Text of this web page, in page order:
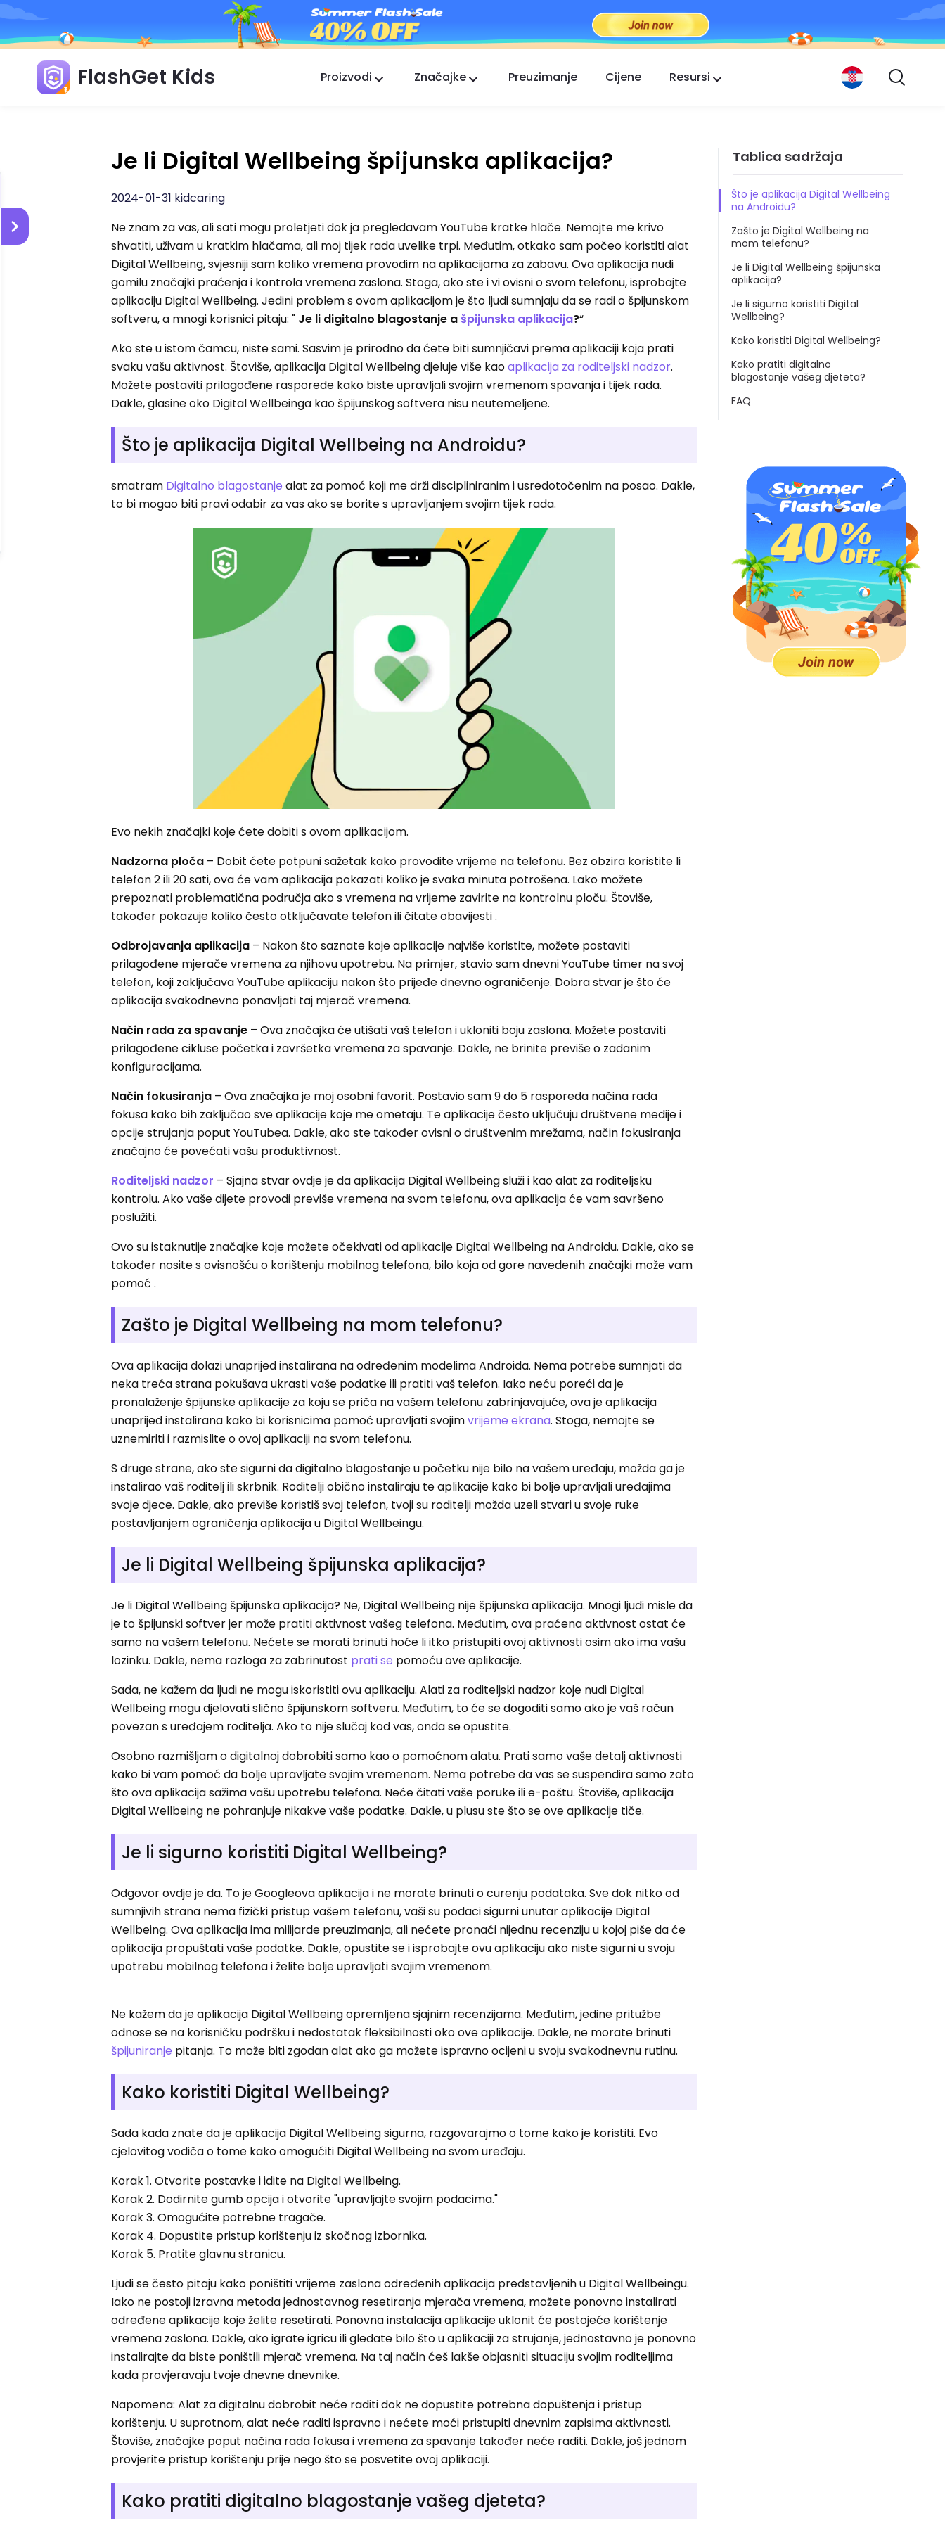
FlashGet Kids Proizvodi
FlashGet Finder
Sigurnost protiv krađe vašeg telefona, naša
Značajke Preuzimanje Cijene Resursi
Je li Digital Wellbeing špijunska aplikacija?
2024-01-31 kidcaring
Ne znam za vas, ali sati mogu proletjeti dok ja pregledavam YouTube kratke hlače. Nemojte me krivo
shvatiti, uživam u kratkim hlačama, ali moj tijek rada uvelike trpi. Međutim, otkako sam počeo koristiti alat
Digital Wellbeing, svjesniji sam koliko vremena provodim na aplikacijama za zabavu. Ova aplikacija nudi
gomilu značajki praćenja i kontrola vremena zaslona. Stoga, ako ste i vi ovisni o svom telefonu, isprobajte
aplikaciju Digital Wellbeing. Jedini problem s ovom aplikacijom je što ljudi sumnjaju da se radi o špijunskom
softveru, a mnogi korisnici pitaju: " Je li digitalno blagostanje ašpijunska aplikacija?“
Ako ste u istom čamcu, niste sami. Sasvim je prirodno da ćete biti sumnjičavi prema aplikaciji koja prati
svaku vašu aktivnost. Štoviše, aplikacija Digital Wellbeing djeluje više kaoaplikacija za roditeljski nadzor.
Možete postaviti prilagođene rasporede kako biste upravljali svojim vremenom spavanja i tijek rada.
Dakle, glasine oko Digital Wellbeinga kao špijunskog softvera nisu neutemeljene.
Što je aplikacija Digital Wellbeing na Androidu?
smatram Digitalno blagostanje alat za pomoć koji me drži discipliniranim i usredotočenim na posao. Dakle,
to bi mogao biti pravi odabir za vas ako se borite s upravljanjem svojim tijek rada.
Evo nekih značajki koje ćete dobiti s ovom aplikacijom.
Nadzorna ploča – Dobit ćete potpuni sažetak kako provodite vrijeme na telefonu. Bez obzira koristite li
telefon 2 ili 20 sati, ova će vam aplikacija pokazati koliko je svaka minuta potrošena. Lako možete
prepoznati problematična područja ako s vremena na vrijeme zavirite na kontrolnu ploču. Štoviše,
također pokazuje koliko često otključavate telefon ili čitate obavijesti .
Odbrojavanja aplikacija – Nakon što saznate koje aplikacije najviše koristite, možete postaviti
prilagođene mjerače vremena za njihovu upotrebu. Na primjer, stavio sam dnevni YouTube timer na svoj
telefon, koji zaključava YouTube aplikaciju nakon što prijeđe dnevno ograničenje. Dobra stvar je što će
aplikacija svakodnevno ponavljati taj mjerač vremena.
Način rada za spavanje – Ova značajka će utišati vaš telefon i ukloniti boju zaslona. Možete postaviti
prilagođene cikluse početka i završetka vremena za spavanje. Dakle, ne brinite previše o zadanim
konfiguracijama.
Način fokusiranja – Ova značajka je moj osobni favorit. Postavio sam 9 do 5 rasporeda načina rada
fokusa kako bih zaključao sve aplikacije koje me ometaju. Te aplikacije često uključuju društvene medije i
opcije strujanja poput YouTubea. Dakle, ako ste također ovisni o društvenim mrežama, način fokusiranja
značajno će povećati vašu produktivnost.
Roditeljski nadzor – Sjajna stvar ovdje je da aplikacija Digital Wellbeing služi i kao alat za roditeljsku
kontrolu. Ako vaše dijete provodi previše vremena na svom telefonu, ova aplikacija će vam savršeno
poslužiti.
Ovo su istaknutije značajke koje možete očekivati ​​od aplikacije Digital Wellbeing na Androidu. Dakle, ako se
također nosite s ovisnošću o korištenju mobilnog telefona, bilo koja od gore navedenih značajki može vam
pomoć .
Zašto je Digital Wellbeing na mom telefonu?
Ova aplikacija dolazi unaprijed instalirana na određenim modelima Androida. Nema potrebe sumnjati da
neka treća strana pokušava ukrasti vaše podatke ili pratiti vaš telefon. Iako neću poreći da je
pronalaženje špijunske aplikacije za koju se priča na vašem telefonu zabrinjavajuće, ova je aplikacija
unaprijed instalirana kako bi korisnicima pomoć upravljati svojimvrijeme ekrana. Stoga, nemojte se
uznemiriti i razmislite o ovoj aplikaciji na svom telefonu.
S druge strane, ako ste sigurni da digitalno blagostanje u početku nije bilo na vašem uređaju, možda ga je
instalirao vaš roditelj ili skrbnik. Roditelji obično instaliraju te aplikacije kako bi bolje upravljali uređajima
svoje djece. Dakle, ako previše koristiš svoj telefon, tvoji su roditelji možda uzeli stvari u svoje ruke
postavljanjem ograničenja aplikacija u Digital Wellbeingu.
Je li Digital Wellbeing špijunska aplikacija?
Je li Digital Wellbeing špijunska aplikacija? Ne, Digital Wellbeing nije špijunska aplikacija. Mnogi ljudi misle da
je to špijunski softver jer može pratiti aktivnost vašeg telefona. Međutim, ova praćena aktivnost ostat će
samo na vašem telefonu. Nećete se morati brinuti hoće li itko pristupiti ovoj aktivnosti osim ako ima vašu
lozinku. Dakle, nema razloga za zabrinutost prati se pomoću ove aplikacije.
Sada, ne kažem da ljudi ne mogu iskoristiti ovu aplikaciju. Alati za roditeljski nadzor koje nudi Digital
Wellbeing mogu djelovati slično špijunskom softveru. Međutim, to će se dogoditi samo ako je vaš račun
povezan s uređajem roditelja. Ako to nije slučaj kod vas, onda se opustite.
Osobno razmišljam o digitalnoj dobrobiti samo kao o pomoćnom alatu. Prati samo vaše detalj aktivnosti
kako bi vam pomoć da bolje upravljate svojim vremenom. Nema potrebe da vas se suspendira samo zato
što ova aplikacija sažima vašu upotrebu telefona. Neće čitati vaše poruke ili e-poštu. Štoviše, aplikacija
Digital Wellbeing ne pohranjuje nikakve vaše podatke. Dakle, u plusu ste što se ove aplikacije tiče.
Je li sigurno koristiti Digital Wellbeing?
Odgovor ovdje je da. To je Googleova aplikacija i ne morate brinuti o curenju podataka. Sve dok nitko od
sumnjivih strana nema fizički pristup vašem telefonu, vaši su podaci sigurni unutar aplikacije Digital
Wellbeing. Ova aplikacija ima milijarde preuzimanja, ali nećete pronaći nijednu recenziju u kojoj piše da će
aplikacija propuštati vaše podatke. Dakle, opustite se i isprobajte ovu aplikaciju ako niste sigurni u svoju
upotrebu mobilnog telefona i želite bolje upravljati svojim vremenom.
Ne kažem da je aplikacija Digital Wellbeing opremljena sjajnim recenzijama. Međutim, jedine pritužbe
odnose se na korisničku podršku i nedostatak fleksibilnosti oko ove aplikacije. Dakle, ne morate brinuti
špijuniranje pitanja. To može biti zgodan alat ako ga možete ispravno ocijeni u svoju svakodnevnu rutinu.
Kako koristiti Digital Wellbeing?
Sada kada znate da je aplikacija Digital Wellbeing sigurna, razgovarajmo o tome kako je koristiti. Evo
cjelovitog vodiča o tome kako omogućiti Digital Wellbeing na svom uređaju.
Korak 1. Otvorite postavke i idite na Digital Wellbeing.
Korak 2. Dodirnite gumb opcija i otvorite "upravljajte svojim podacima."
Korak 3. Omogućite potrebne tragače.
Korak 4. Dopustite pristup korištenju iz skočnog izbornika.
Korak 5. Pratite glavnu stranicu.
Ljudi se često pitaju kako poništiti vrijeme zaslona određenih aplikacija predstavljenih u Digital Wellbeingu.
Iako ne postoji izravna metoda jednostavnog resetiranja mjerača vremena, možete ponovno instalirati
određene aplikacije koje želite resetirati. Ponovna instalacija aplikacije uklonit će postojeće korištenje
vremena zaslona. Dakle, ako igrate igricu ili gledate bilo što u aplikaciji za strujanje, jednostavno je ponovno
instalirajte da biste poništili mjerač vremena. Na taj način ćeš lakše objasniti situaciju svojim roditeljima
kada provjeravaju tvoje dnevne dnevnike.
Napomena: Alat za digitalnu dobrobit neće raditi dok ne dopustite potrebna dopuštenja i pristup
korištenju. U suprotnom, alat neće raditi ispravno i nećete moći pristupiti dnevnim zapisima aktivnosti.
Štoviše, značajke poput načina rada fokusa i vremena za spavanje također neće raditi. Dakle, još jednom
provjerite pristup korištenju prije nego što se posvetite ovoj aplikaciji.
Kako pratiti digitalno blagostanje vašeg djeteta?
Tablica sadržaja
Što je aplikacija Digital Wellbeing
na Androidu?
Zašto je Digital Wellbeing na
mom telefonu?
Je li Digital Wellbeing špijunska
aplikacija?
Je li sigurno koristiti Digital
Wellbeing?
Kako koristiti Digital Wellbeing?
Kako pratiti digitalno
blagostanje vašeg djeteta?
FAQ